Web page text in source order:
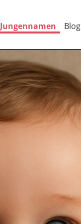
Jungennamen Blog